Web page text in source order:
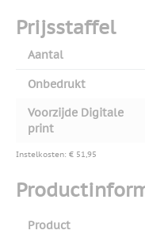
Prijsstaffel
Aantal
Onbedrukt
Voorzijde Digitale
print
Instelkosten: € 51,95
Product